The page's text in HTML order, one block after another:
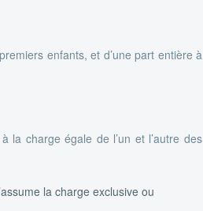
enfants, et d’une part entière à
la charge égale de l’un et l’autre des
la charge exclusive ou